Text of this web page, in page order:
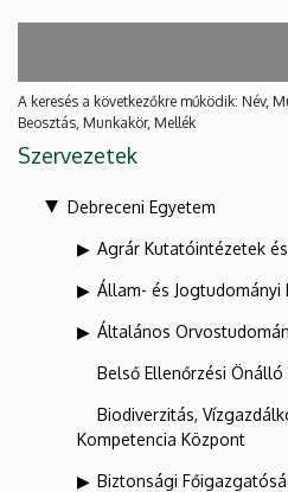
A keresés a következőkre működik: Név,
Beosztás, Munkakör, Mellék
Szervezetek
Debreceni Egyetem
Agrár Kutatóintézetek
Állam- és Jogtudományi
Általános
Belső Ellenőrzési
Biodiverzitás,
Kompetencia Központ
Biztonsági